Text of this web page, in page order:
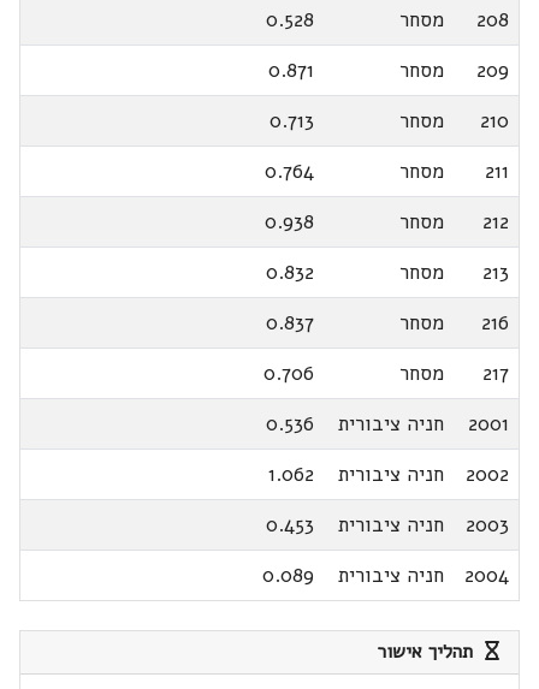
208
מסחר
0.528
209
מסחר
0.871
210
מסחר
0.713
211
מסחר
0.764
212
מסחר
0.938
213
מסחר
0.832
216
מסחר
0.837
217
מסחר
0.706
2001
חניה ציבורית
0.536
2002
חניה ציבורית
1.062
2003
חניה ציבורית
0.453
2004
חניה ציבורית 0.089
תהליך אישור